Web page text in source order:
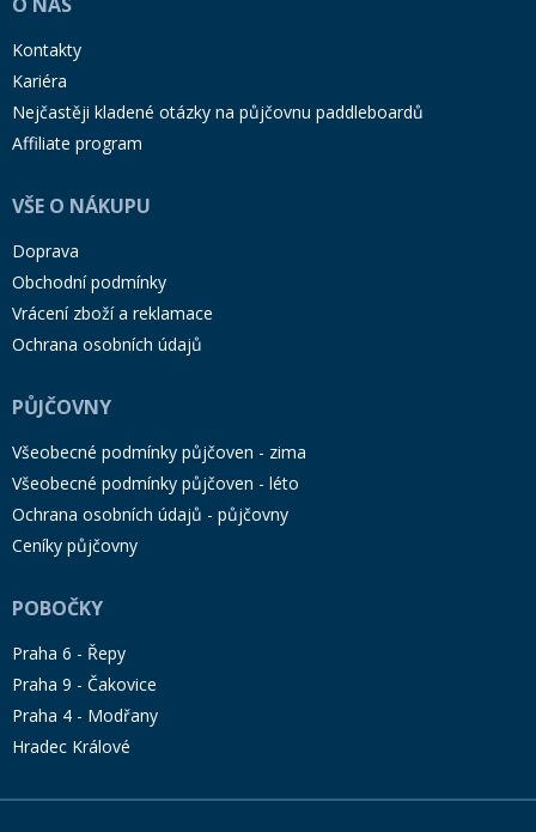
Kontakty
Kariéra
Nejčastěji kladené otázky na půjčovnu paddleboardů
Affiliate program
VŠE O NÁKUPU
Doprava
Obchodní podmínky
Vrácení zboží a reklamace
Ochrana osobních údajů
PŮJČOVNY
Všeobecné podmínky půjčoven - zima
Všeobecné podmínky půjčoven - léto
Ochrana osobních údajů - půjčovny
Ceníky půjčovny
POBOČKY
Praha 6 - Řepy
Praha 9 - Čakovice
Praha 4 - Modřany
Hradec Králové